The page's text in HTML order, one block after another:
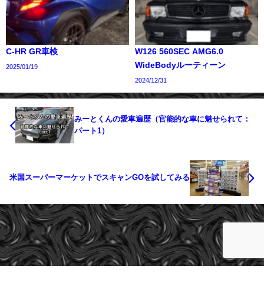
C-HR GR車検
2025/01/19
W126 560SEC AMG6.0
WideBodyルーティーン
2024/12/31
みーとくんの愛車遍歴（官能的な車に魅せられて：
パート1）
米国スーパーマーケットでスキャンGOを試してみる